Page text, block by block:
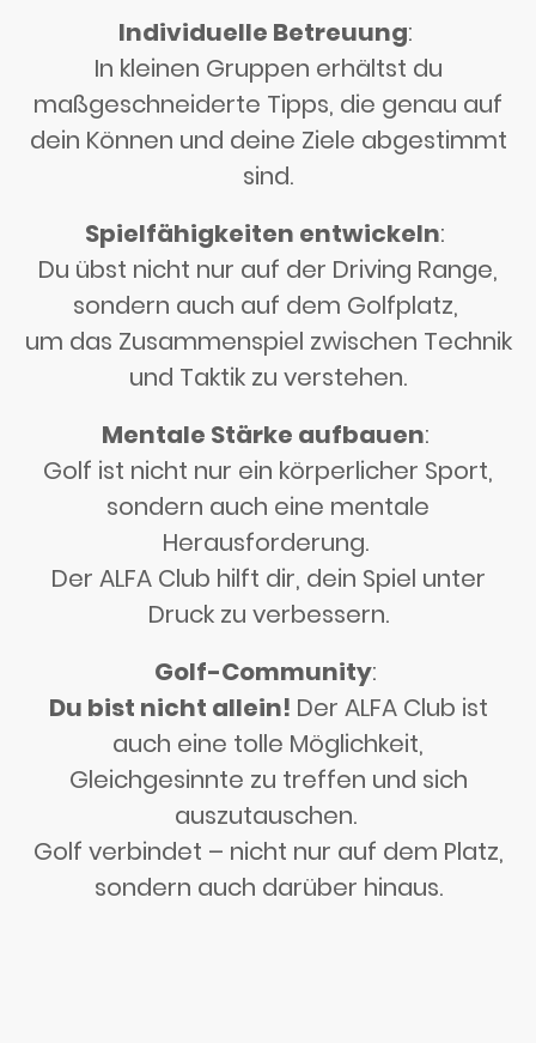
Individuelle Betreuung:
In kleinen Gruppen erhältst du
maßgeschneiderte Tipps, die genau auf
dein Können und deine Ziele abgestimmt
sind.
Spielfähigkeiten entwickeln:
Du übst nicht nur auf der Driving Range,
sondern auch auf dem Golfplatz,
um das Zusammenspiel zwischen Technik
und Taktik zu verstehen.
Mentale Stärke aufbauen:
Golf ist nicht nur ein körperlicher Sport,
sondern auch eine mentale
Herausforderung.
Der ALFA Club hilft dir, dein Spiel unter
Druck zu verbessern.
Golf-Community:
Du bist nicht allein! Der ALFA Club ist
auch eine tolle Möglichkeit,
Gleichgesinnte zu treffen und sich
auszutauschen.
Golf verbindet – nicht nur auf dem Platz,
sondern auch darüber hinaus.